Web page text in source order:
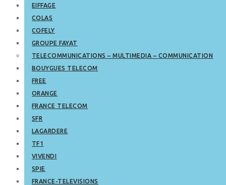
EIFFAGE
COLAS
COFELY
GROUPE FAYAT
TELECOMMUNICATIONS – MULTIMEDIA – COMMUNICATION
BOUYGUES TELECOM
FREE
ORANGE
FRANCE TELECOM
SFR
LAGARDERE
TF1
VIVENDI
SPIE
FRANCE-TELEVISIONS